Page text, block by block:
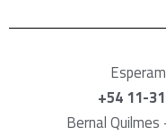
+54 11-
Bernal